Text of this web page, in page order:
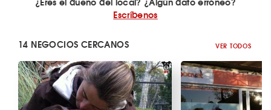
Escríbenos
14 NEGOCIOS CERCANOS VER TODOS